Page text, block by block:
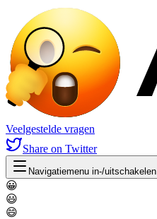
Veelgestelde vragen
Share on Twitter
Navigatiemenu in-/uitschakelen
😀
😃
😄